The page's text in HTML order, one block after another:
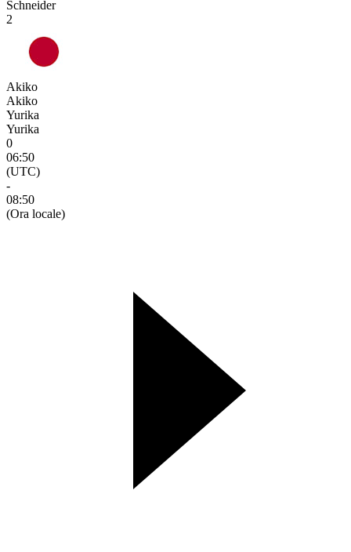
Schneider
2
Akiko
Akiko
Yurika
Yurika
0
06:50
(UTC)
-
08:50
(Ora locale)